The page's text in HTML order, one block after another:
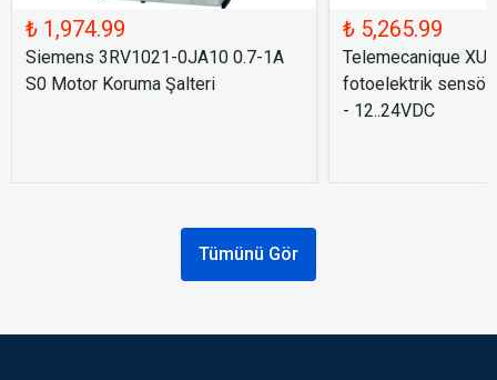
₺ 1,974.99
Siemens 3RV1021-0JA10 0.7-1A
S0 Motor Koruma Şalteri
₺ 5,265.99
Telemecanique
fotoelektrik sensör
- 12..24VDC
Tümünü Gör